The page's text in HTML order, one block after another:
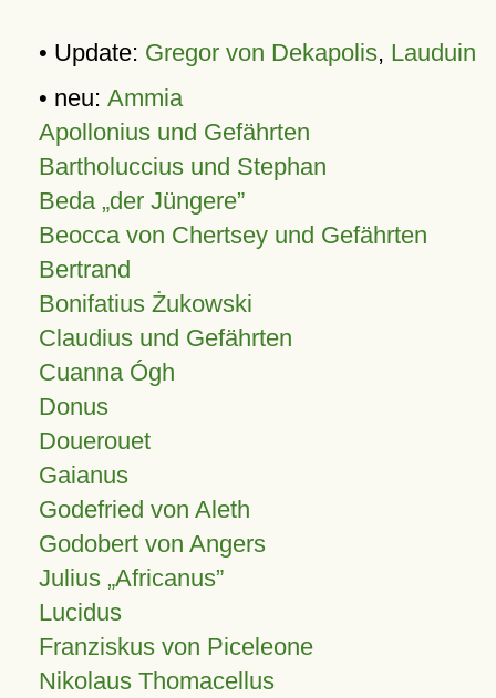
• Update: Gregor von Dekapolis, Lauduin
• neu: Ammia
Apollonius und Gefährten
Bartholuccius und Stephan
Beda „der Jüngere”
Beocca von Chertsey und Gefährten
Bertrand
Bonifatius Żukowski
Claudius und Gefährten
Cuanna Ógh
Donus
Douerouet
Gaianus
Godefried von Aleth
Godobert von Angers
Julius Africanus
Lucidus
Franziskus von Piceleone
Nikolaus Thomacellus